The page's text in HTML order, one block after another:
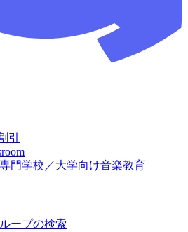
引
門学校／大学向け音楽教育
ープの検索